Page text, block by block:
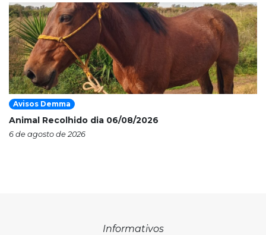
Avisos Demma
Animal Recolhido dia 06/08/2026
6 de agosto de 2026
Informativos